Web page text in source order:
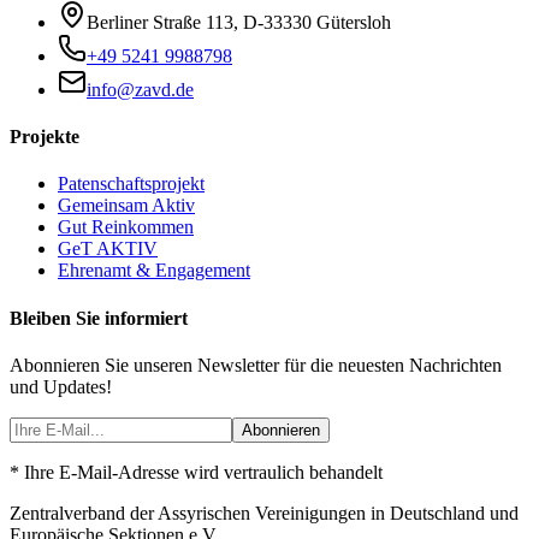
Berliner Straße 113, D-33330 Gütersloh
+49 5241 9988798
info@zavd.de
Projekte
Patenschaftsprojekt
Gemeinsam Aktiv
Gut Reinkommen
GeT AKTIV
Ehrenamt & Engagement
Bleiben Sie informiert
Abonnieren Sie unseren Newsletter für die neuesten Nachrichten
und Updates!
Abonnieren
* Ihre E-Mail-Adresse wird vertraulich behandelt
Zentralverband der Assyrischen Vereinigungen in Deutschland und
Europäische Sektionen e.V.